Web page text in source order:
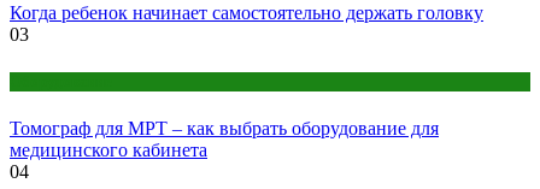
Когда ребенок начинает самостоятельно держать головку
03
Томограф для МРТ – как выбрать оборудование для
медицинского кабинета
04